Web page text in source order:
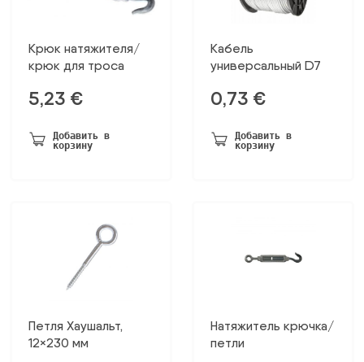
Крюк натяжителя/
крюк для троса
5,23 €
Добавить в
корзину
Кабель
универсальный D7
0,73 €
Добавить в
корзину
Петля Хаушальт,
12×230 мм
Натяжитель крючка/
петли